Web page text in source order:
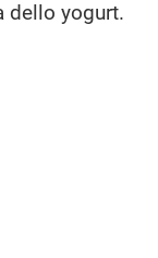
dello yogurt.